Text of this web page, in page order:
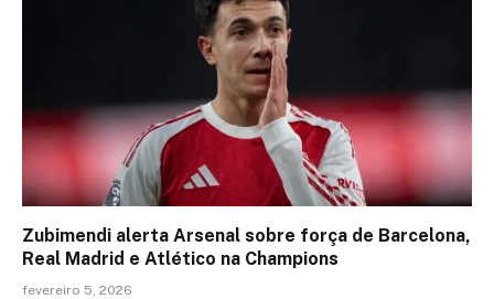
Zubimendi alerta Arsenal sobre força de Barcelona,
Real Madrid e Atlético na Champions
fevereiro 5, 2026